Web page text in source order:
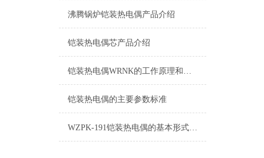
沸腾锅炉铠装热电偶产品介绍
铠装热电偶芯产品介绍
铠装热电偶WRNK的工作原理和特点说明
铠装热电偶的主要参数标准
WZPK-191铠装热电偶的基本形式结构和的方法